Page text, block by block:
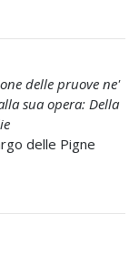
delle pruove ne'
sua opera: Della
delle Pigne